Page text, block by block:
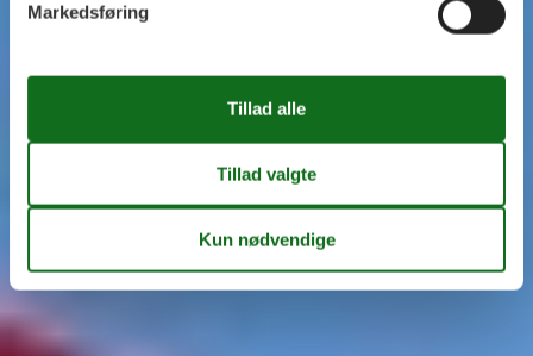
Markedsføring